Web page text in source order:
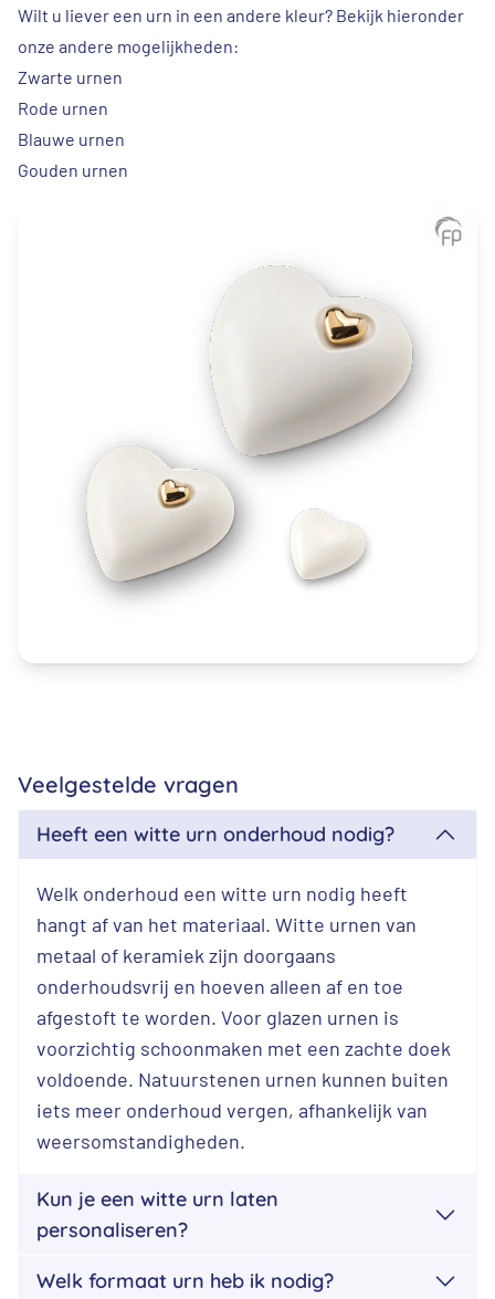
Wilt u liever een urn in een andere kleur? Bekijk hieronder
onze andere mogelijkheden:
Zwarte urnen
Rode urnen
Blauwe urnen
Gouden urnen
Veelgestelde vragen
Heeft een witte urn onderhoud nodig?
Welk onderhoud een witte urn nodig heeft
hangt af van het materiaal. Witte urnen van
metaal of keramiek zijn doorgaans
onderhoudsvrij en hoeven alleen af en toe
afgestoft te worden. Voor glazen urnen is
voorzichtig schoonmaken met een zachte doek
voldoende. Natuurstenen urnen kunnen buiten
iets meer onderhoud vergen, afhankelijk van
weersomstandigheden.
Kun je een witte urn laten
personaliseren?
Welk formaat urn heb ik nodig?